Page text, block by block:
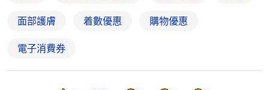
面部護膚 着數優惠 購物優惠
電子消費券